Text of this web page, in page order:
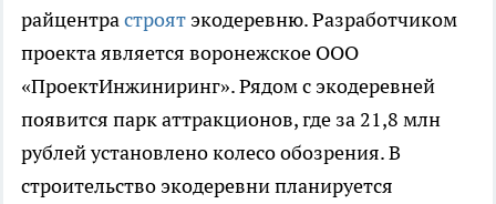
райцентрастроят экодеревню. Разработчиком
проекта является воронежское ООО
«ПроектИнжиниринг». Рядом с экодеревней
появится парк аттракционов, где за 21,8 млн
рублей установлено колесо обозрения. В
строительство экодеревни планируется